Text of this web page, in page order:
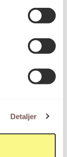
Detaljer
hvorav 11
foto-print